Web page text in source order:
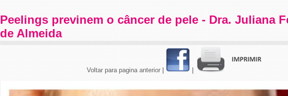
Peelings previnem o câncer de pele - Dra. Juliana
de Almeida
Voltar para pagina anterior|